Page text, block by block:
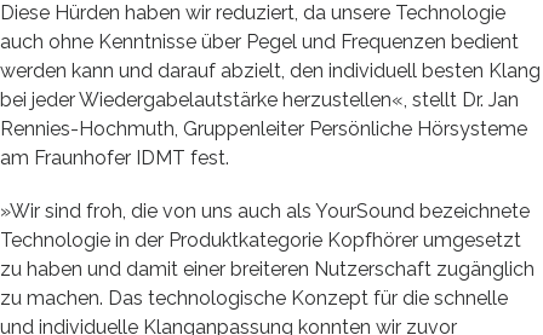
Diese Hürden haben wir reduziert, da unsere Technologie
auch ohne Kenntnisse über Pegel und Frequenzen bedient
werden kann und darauf abzielt, den individuell besten Klang
bei jeder Wiedergabelautstärke herzustellen«, stellt Dr. Jan
Rennies-Hochmuth, Gruppenleiter Persönliche Hörsysteme
am Fraunhofer IDMT fest.
»Wir sind froh, die von uns auch als YourSound bezeichnete
Technologie in der Produktkategorie Kopfhörer umgesetzt
zu haben und damit einer breiteren Nutzerschaft zugänglich
zu machen. Das technologische Konzept für die schnelle
und individuelle Klanganpassung konnten wir zuvor